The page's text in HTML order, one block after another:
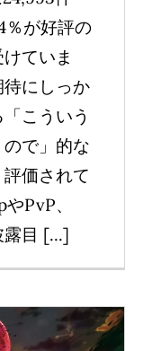
％が好評の
ていま
にしっか
こういう
で」的な
価されて
PvP、
露目 [...]